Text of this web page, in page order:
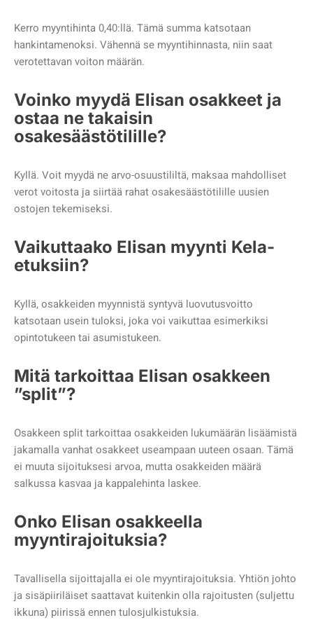
Kerro myyntihinta 0,40:llä. Tämä summa katsotaan
hankintamenoksi. Vähennä se myyntihinnasta, niin saat
verotettavan voiton määrän.
Voinko myydä Elisan osakkeet ja
ostaa ne takaisin
osakesäästötilille?
Kyllä. Voit myydä ne arvo-osuustililtä, maksaa mahdolliset
verot voitosta ja siirtää rahat osakesäästötilille uusien
ostojen tekemiseksi.
Vaikuttaako Elisan myynti Kela-
etuksiin?
Kyllä, osakkeiden myynnistä syntyvä luovutusvoitto
katsotaan usein tuloksi, joka voi vaikuttaa esimerkiksi
opintotukeen tai asumistukeen.
Mitä tarkoittaa Elisan osakkeen
”split”?
Osakkeen split tarkoittaa osakkeiden lukumäärän lisäämistä
jakamalla vanhat osakkeet useampaan uuteen osaan. Tämä
ei muuta sijoituksesi arvoa, mutta osakkeiden määrä
salkussa kasvaa ja kappalehinta laskee.
Onko Elisan osakkeella
myyntirajoituksia?
Tavallisella sijoittajalla ei ole myyntirajoituksia. Yhtiön johto
ja sisäpiiriläiset saattavat kuitenkin olla rajoitusten (suljettu
ikkuna) piirissä ennen tulosjulkistuksia.